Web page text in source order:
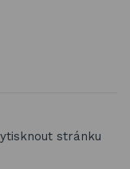
stránku